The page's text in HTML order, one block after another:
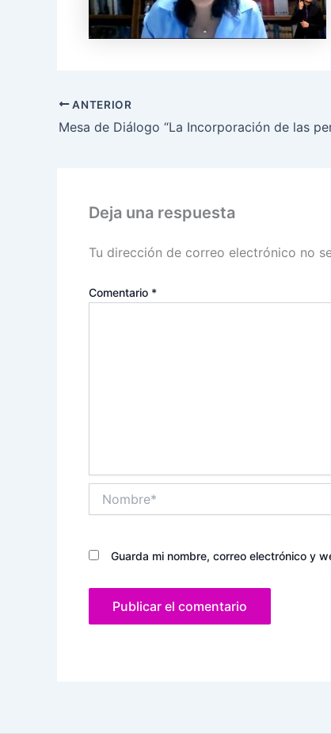
ANTERIOR
Deja una respuesta
Tu dirección de correo electrónico no
Comentario *
Guarda mi nombre, correo electrónico y